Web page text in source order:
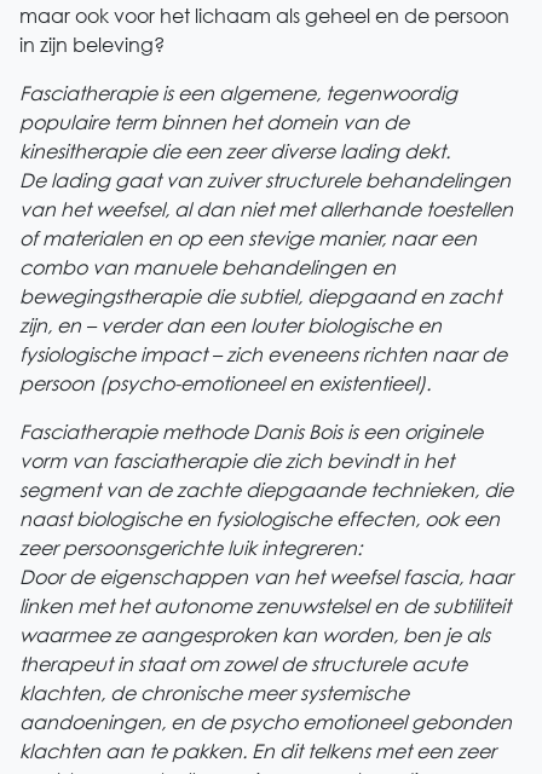
maar ook voor het lichaam als geheel en de persoon
in zijn beleving?
Fasciatherapie is een algemene, tegenwoordig
populaire term binnen het domein van de
kinesitherapie die een zeer diverse lading dekt.
De lading gaat van zuiver structurele behandelingen
van het weefsel, al dan niet met allerhande toestellen
of materialen en op een stevige manier, naar een
combo van manuele behandelingen en
bewegingstherapie die subtiel, diepgaand en zacht
zijn, en – verder dan een louter biologische en
fysiologische impact – zich eveneens richten naar de
persoon (psycho-emotioneel en existentieel).
Fasciatherapie methode Danis Bois is een originele
vorm van fasciatherapie die zich bevindt in het
segment van de zachte diepgaande technieken, die
naast biologische en fysiologische effecten, ook een
zeer persoonsgerichte luik integreren:
Door de eigenschappen van het weefsel fascia, haar
linken met het autonome zenuwstelsel en de subtiliteit
waarmee ze aangesproken kan worden, ben je als
therapeut in staat om zowel de structurele acute
klachten, de chronische meer systemische
aandoeningen, en de psycho emotioneel gebonden
klachten aan te pakken. En dit telkens met een zeer